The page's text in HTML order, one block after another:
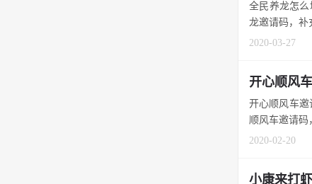
全民养龙怎么
龙邀请码，补
2020-03-27
开心顺风
开心顺风车邀
顺风车邀请码
2020-02-20
小康来打